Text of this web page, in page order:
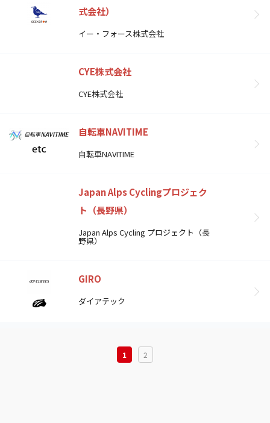
式会社）
イー・フォース株式会社
CYE株式会社
CYE株式会社
自転車NAVITIME
自転車NAVITIME
Japan Alps Cyclingプロジェク
ト（長野県）
Japan Alps Cycling プロジェクト（長
野県）
GIRO
ダイアテック
1 2